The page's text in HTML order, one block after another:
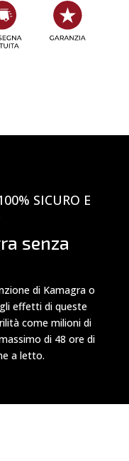
SICURO E
senza
di Kamagra o
effetti di queste
come milioni di
di 48 ore di
a letto.